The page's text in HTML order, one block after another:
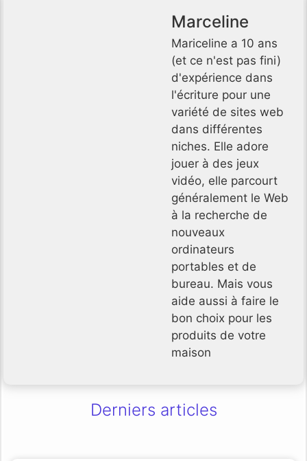
Marceline
Mariceline a 10 ans
(et ce n'est pas fini)
d'expérience dans
l'écriture pour une
variété de sites web
dans différentes
niches. Elle adore
jouer à des jeux
vidéo, elle parcourt
généralement le Web
à la recherche de
nouveaux
ordinateurs
portables et de
bureau. Mais vous
aide aussi à faire le
bon choix pour les
produits de votre
maison
Derniers articles